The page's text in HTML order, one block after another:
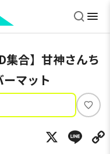
集合】甘神さんち
マット
い
ね
X